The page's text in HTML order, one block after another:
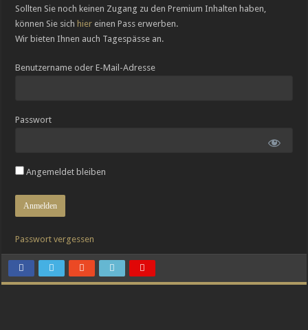
Breguets vergessene Kunst des Emaillierens
Chopard legt die Minutenrepetition L.U.C Full Strike im transparenten Saphir-
Sollten Sie noch keinen Zugang zu den Premium Inhalten haben,
können Sie sich hier einen Pass erwerben.
Wir bieten Ihnen auch Tagespässe an.
Benutzername oder E-Mail-Adresse
Passwort
Angemeldet bleiben
Passwort vergessen